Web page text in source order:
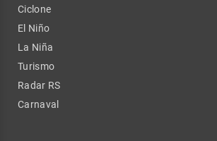
Ciclone
El Niño
La Niña
Turismo
Radar RS
Carnaval